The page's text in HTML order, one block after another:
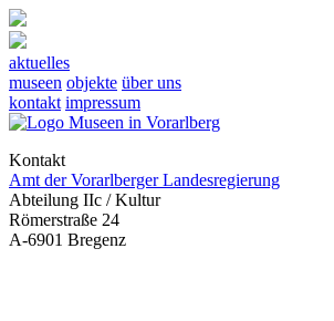
aktuelles
museen objekte über uns
kontakt impressum
Kontakt
Amt der Vorarlberger Landesregierung
Abteilung IIc / Kultur
Römerstraße 24
A-6901 Bregenz